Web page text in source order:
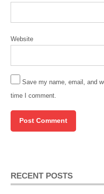
Website
Save my name, email, and
time I comment.
RECENT POSTS